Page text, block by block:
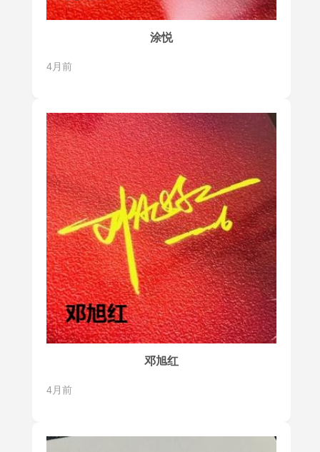
涂悦
4月前
邓旭红
4月前